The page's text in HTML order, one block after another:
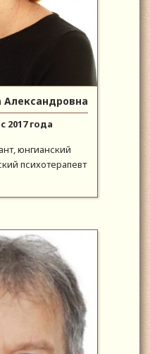
2017 года
юнгианский
психотерапевт